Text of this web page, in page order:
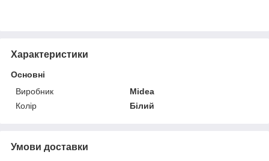
Характеристики
Основні
Виробник
Midea
Колір
Білий
Умови доставки